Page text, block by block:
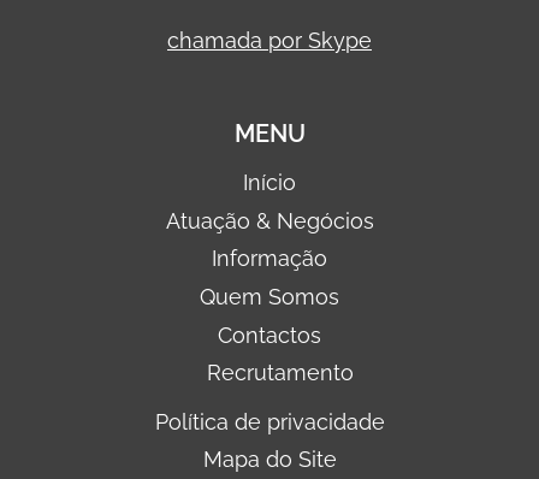
chamada por Skype
MENU
Início
Atuação & Negócios
Informação
Quem Somos
Contactos
Recrutamento
Política de privacidade
Mapa do Site